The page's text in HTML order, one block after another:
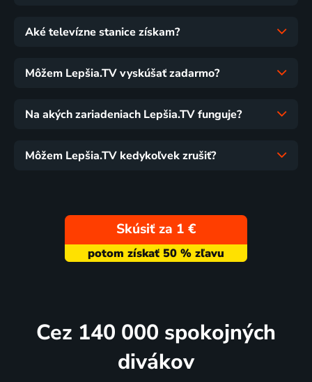
Aké televízne stanice získam?
Môžem Lepšia.TV vyskúšať zadarmo?
Na akých zariadeniach Lepšia.TV funguje?
Môžem Lepšia.TV kedykoľvek zrušiť?
Skúsiť za 1 €
Cez 140 000 spokojných
divákov